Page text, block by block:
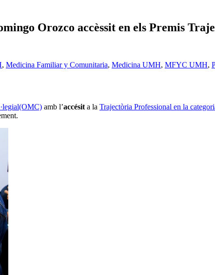
Orozco accèssit en els Premis
, Medicina Familiar y Comunitaria, Medicina UMH, MFYC UMH,
amb l’accésit a la Trajectòria Professional en la